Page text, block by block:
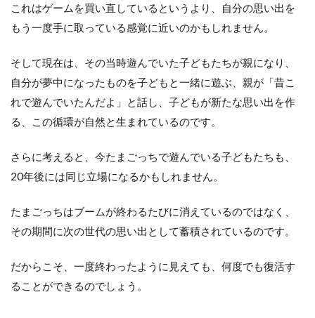
これはゲームを買い直しているというより、自分の思い出を
もう一度手に取っている感覚に近いのかもしれません。
そして現在は、その当時遊んでいた子どもたちが親になり、
自分が夢中になったものを子どもと一緒に遊ぶ、親が「昔こ
れで遊んでいたんだよ」と話し、子どもが新たな思い出を作
る、この循環が自然と生まれているのです。
さらに考えると、今たまごっちで遊んでいる子どもたちも、
20年後には同じ立場になるかもしれません。
たまごっちはブームが終わるたびに消えているのではなく、
その期間に次の世代の思い出として蓄積されているのです。
だからこそ、一度終わったように見えても、何度でも復活す
ることができるのでしょう。